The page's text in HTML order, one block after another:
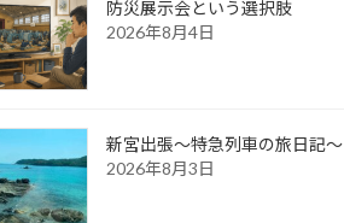
防災展示会という選択肢
2026年8月4日
新宮出張～特急列車の旅日記～
2026年8月3日